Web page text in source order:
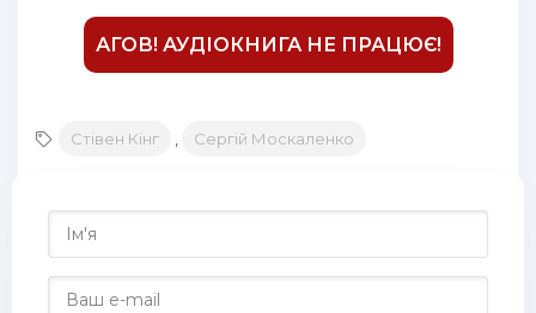
АГОВ! АУДІОКНИГА НЕ ПРАЦЮЄ!
Стівен Кінг Сергій Москаленко